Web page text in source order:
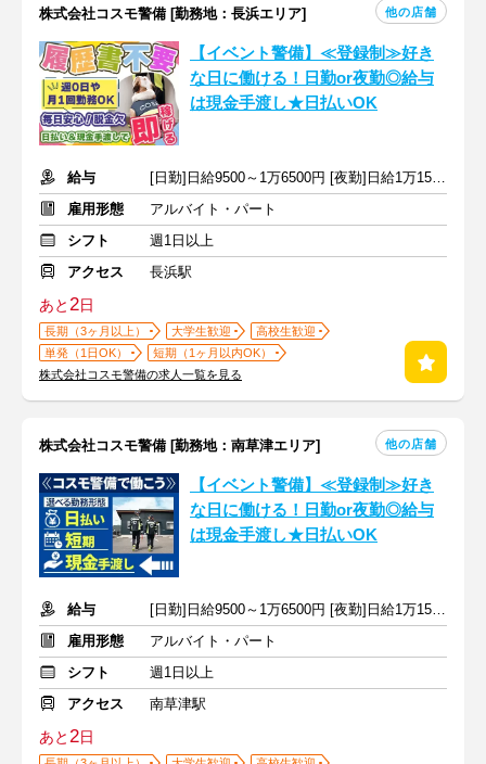
株式会社コスモ警備 [勤務地：長浜エリア] 他の店舗
【イベント警備】≪登録制≫好き
な日に働ける！日勤or夜勤◎給与
は現金手渡し★日払いOK
給与
[日勤]日給9500～1万6500円 [夜勤]日給1万1500～1万9500円
雇用形態
アルバイト・パート
シフト
週1日以上
アクセス
長浜駅
あと2日
長期（3ヶ月以上） 大学生歓迎
高校生歓迎
単発（1日OK）
短期（1ヶ月以内OK）
株式会社コスモ警備の求人一覧を見る
株式会社コスモ警備 [勤務地：南草津エリア] 他の店舗
【イベント警備】≪登録制≫好き
な日に働ける！日勤or夜勤◎給与
は現金手渡し★日払いOK
給与
[日勤]日給9500～1万6500円 [夜勤]日給1万1500～1万9500円
雇用形態
アルバイト・パート
シフト
週1日以上
アクセス
南草津駅
あと2日